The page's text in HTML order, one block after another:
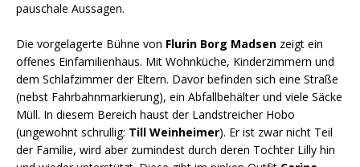
pauschale Aussagen.
Die vorgelagerte Bühne von Flurin Borg Madsen zeigt ein
offenes Einfamilienhaus. Mit Wohnküche, Kinderzimmern und
dem Schlafzimmer der Eltern. Davor befinden sich eine Straße
(nebst Fahrbahnmarkierung), ein Abfallbehälter und viele Säcke
Müll. In diesem Bereich haust der Landstreicher Hobo
(ungewohnt schrullig: Till Weinheimer). Er ist zwar nicht Teil
der Familie, wird aber zumindest durch deren Tochter Lilly hin